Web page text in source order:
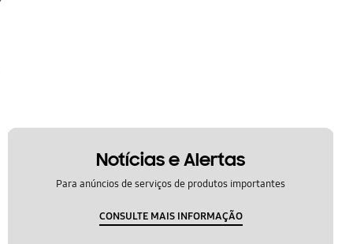
Notícias e Alertas
Para anúncios de serviços de produtos importantes
CONSULTE MAIS INFORMAÇÃO